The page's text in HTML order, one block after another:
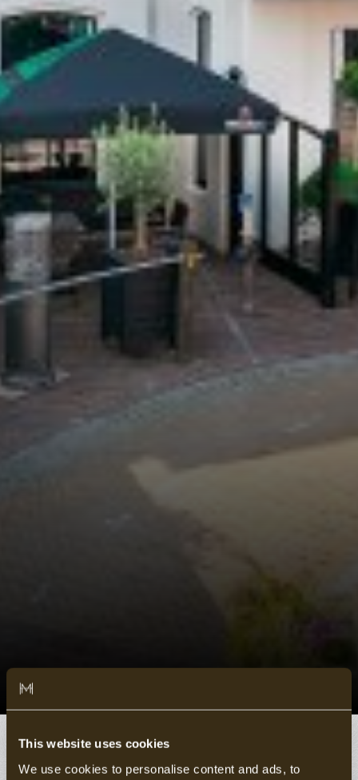
This website uses cookies
We use cookies to personalise content and ads, to
Contact us